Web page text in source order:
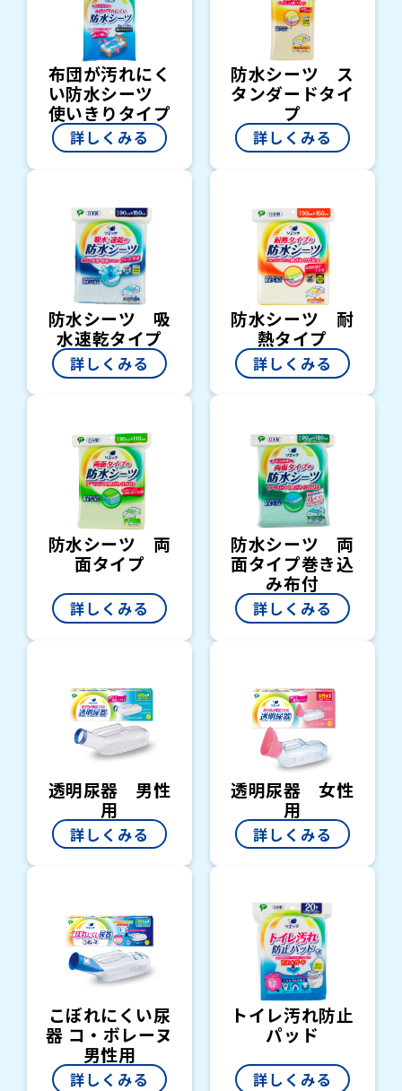
布団が汚れにく
い防水シーツ
使いきりタイプ
詳しくみる
防水シーツ ス
タンダードタイ
プ
詳しくみる
防水シーツ 吸
水速乾タイプ
詳しくみる
防水シーツ 耐
熱タイプ
詳しくみる
防水シーツ 両
面タイプ
詳しくみる
防水シーツ 両
面タイプ巻き込
み布付
詳しくみる
透明尿器 男性
用
詳しくみる
透明尿器 女性
用
詳しくみる
こぼれにくい尿
器 コ・ボレーヌ
男性用
詳しくみる
トイレ汚れ防止
パッド
詳しくみる